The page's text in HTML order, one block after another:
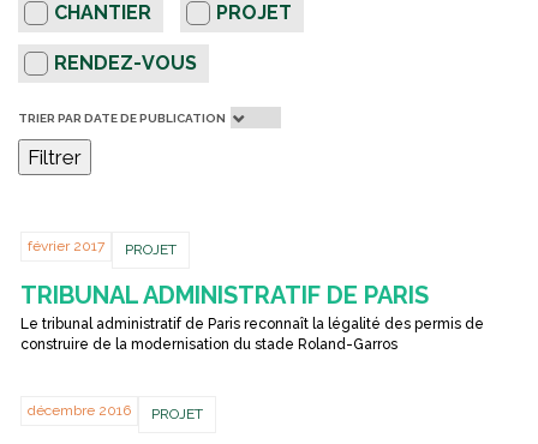
l
t
r
e
CHANTIER PROJET
RENDEZ-VOUS
TRIER PAR DATE DE PUBLICATION
Filtrer
février 2017 PROJET
TRIBUNAL ADMINISTRATIF DE PARIS
Le tribunal administratif de Paris reconnaît la légalité des permis de
construire de la modernisation du stade Roland-Garros
décembre 2016 PROJET